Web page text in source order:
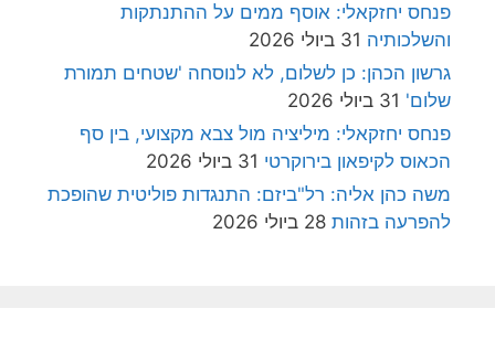
פנחס יחזקאלי: אוסף ממים על ההתנתקות
והשלכותיה 31 ביולי 2026
גרשון הכהן: כן לשלום, לא לנוסחה 'שטחים תמורת
שלום' 31 ביולי 2026
פנחס יחזקאלי: מיליציה מול צבא מקצועי, בין סף
הכאוס לקיפאון בירוקרטי 31 ביולי 2026
משה כהן אליה: רל"ביזם: התנגדות פוליטית שהופכת
להפרעה בזהות 28 ביולי 2026